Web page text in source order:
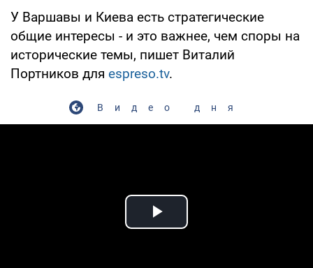
У Варшавы и Киева есть стратегические
общие интересы - и это важнее, чем споры на
исторические темы, пишет Виталий
Портников для espreso.tv.
Видео дня
Play Video